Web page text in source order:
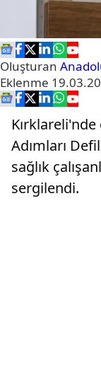
Oluşturan
Eklenme
Kırklareli'nde
Adımları
sağlık
sergilendi.